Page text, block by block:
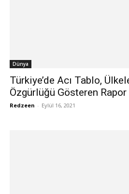
Dünya
Türkiye’de Acı Tablo,
Özgürlüğü Gösteren Rapor
Redzeen - Eylül 16, 2021